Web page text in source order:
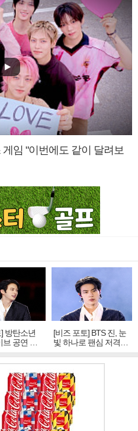
임 "이번에도 같이 달려보
방탄소년
공연 중
적 아우라
[비즈 포토] BTS 진, 눈
빛 하나로 팬심 저격…
독보적 카리스마